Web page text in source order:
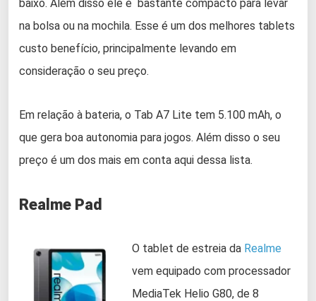
baixo. Além disso ele é bastante compacto para levar
na bolsa ou na mochila. Esse é um dos melhores tablets
custo benefício, principalmente levando em
consideração o seu preço.
Em relação à bateria, o Tab A7 Lite tem 5.100 mAh, o
que gera boa autonomia para jogos. Além disso o seu
preço é um dos mais em conta aqui dessa lista.
Realme Pad
O tablet de estreia da Realme
vem equipado com processador
MediaTek Helio G80, de 8